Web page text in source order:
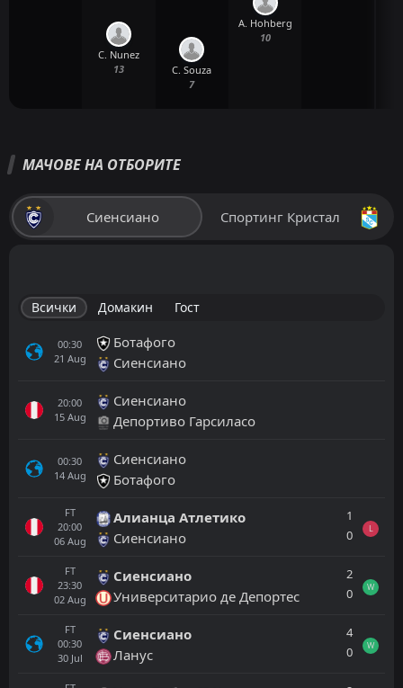
C. Nunez
13
C. Souza
7
A. Hohberg
10
МАЧОВЕ НА ОТБОРИТЕ
Сиенсиано Спортинг Кристал
Всички Домакин Гост
00:30
21 Aug
Ботафого
Сиенсиано
20:00
15 Aug
Сиенсиано
Депортиво Гарсиласо
00:30
14 Aug
Сиенсиано
Ботафого
FT
20:00
06 Aug
Алианца Атлетико
Сиенсиано
1
0
L
FT
23:30
02 Aug
Сиенсиано
Университарио де Депортес
2
0
W
FT
00:30
30 Jul
Сиенсиано
Ланус
4
0
W